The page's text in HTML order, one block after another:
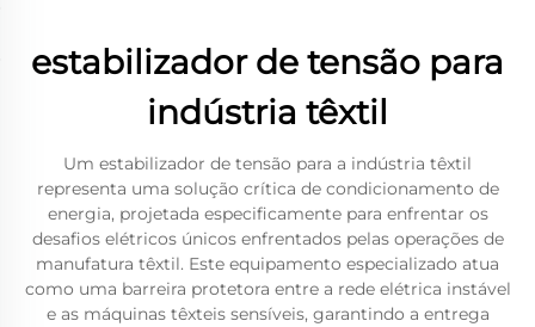
estabilizador de tensão para
indústria têxtil
Um estabilizador de tensão para a indústria têxtil
representa uma solução crítica de condicionamento de
energia, projetada especificamente para enfrentar os
desafios elétricos únicos enfrentados pelas operações de
manufatura têxtil. Este equipamento especializado atua
como uma barreira protetora entre a rede elétrica instável
e as máquinas têxteis sensíveis, garantindo a entrega